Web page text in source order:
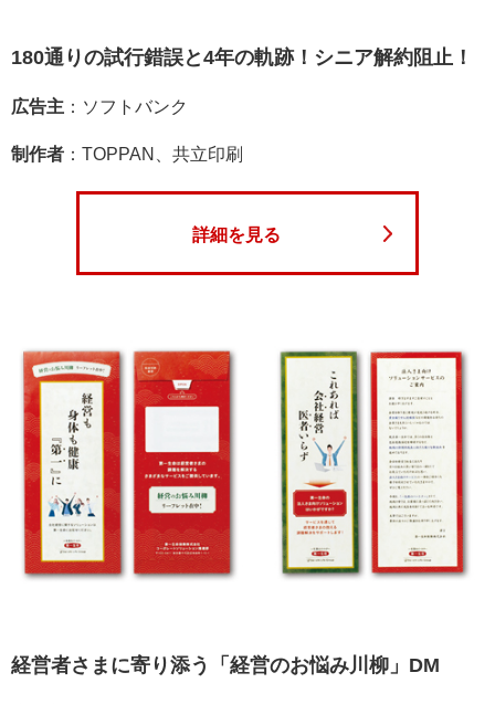
180通りの試行錯誤と4年の軌跡！シニア解約阻止！
広告主 ：ソフトバンク
制作者 ：TOPPAN、共立印刷
詳細を見る
経営者さまに寄り添う「経営のお悩み川柳」DM